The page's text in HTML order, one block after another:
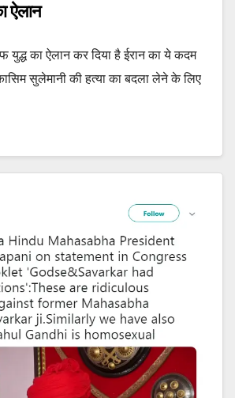
ऐलान
युद्ध का ऐलान कर दिया है ईरान का ये कदम
सुलेमानी की हत्या का बदला लेने के लिए